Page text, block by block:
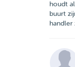
houdt
buurt
handler